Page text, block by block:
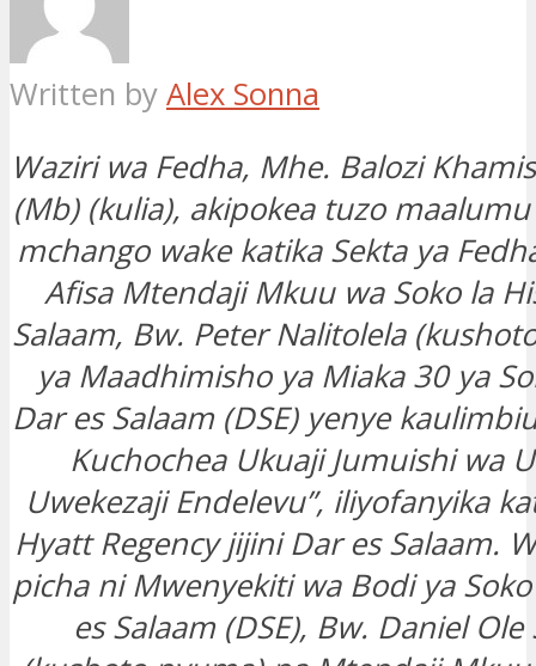
Written by Alex Sonna
Waziri wa Fedha, Mhe. Balozi
(Mb) (kulia), akipokea tuzo
mchango wake katika Sekta ya
Afisa Mtendaji Mkuu wa Soko la
Salaam, Bw. Peter Nalitolela
ya Maadhimisho ya Miaka 30 ya
Dar es Salaam (DSE) yenye
Kuchochea Ukuaji Jumuishi wa
Uwekezaji Endelevu”, iliyofanyika
Hyatt Regency jijini Dar es Salaam.
picha ni Mwenyekiti wa Bodi ya
es Salaam (DSE), Bw. Daniel